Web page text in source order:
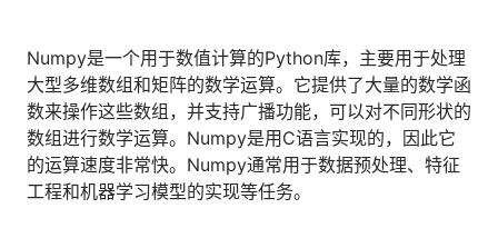
Numpy是一个用于数值计算的Python库，主要用于处理
大型多维数组和矩阵的数学运算。它提供了大量的数学函
数来操作这些数组，并支持广播功能，可以对不同形状的
数组进行数学运算。Numpy是用C语言实现的，因此它
的运算速度非常快。Numpy通常用于数据预处理、特征
工程和机器学习模型的实现等任务。